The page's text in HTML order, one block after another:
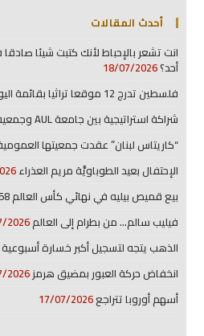
أحدث المقالات
انت تشعر بالإحباط لأنك كتبت شيئا
أحد؟18/07/2026
فلسطين تدرج 12 موقعا تراثيا بقائمة اليونسكو التمهيدية
شراكة استراتيجية بين جامعة AUL وجمعية “بيروتيات”
“كاريتاس لبنان” عقدت جمعيتها
الإحتفال بعيد الطوباويَّة مريم العذراء
بيع قميص بيليه في نهائي كأس العالم 1958
فيليب سالم… من بطرام إلى العالم2026
الذهب يتجه لتسجيل أكبر خسارة أسبوعية
انخفاض حركة العبور بمضيق هرمز2026
أسهم أوروبا تتراجع17/07/2026